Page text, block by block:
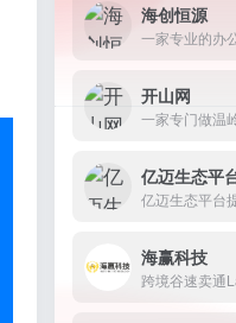
海创恒源
一家专业的办
开山网
一家专门做温
亿迈生态平
海赢科技
跨境谷速卖通